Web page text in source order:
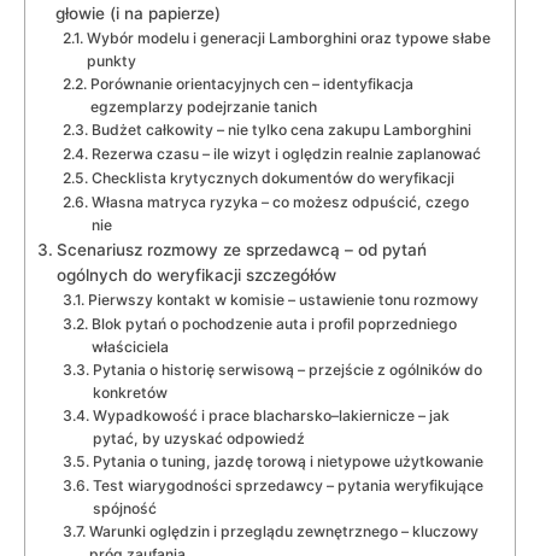
głowie (i na papierze)
Wybór modelu i generacji Lamborghini oraz typowe słabe
punkty
Porównanie orientacyjnych cen – identyfikacja
egzemplarzy podejrzanie tanich
Budżet całkowity – nie tylko cena zakupu Lamborghini
Rezerwa czasu – ile wizyt i oględzin realnie zaplanować
Checklista krytycznych dokumentów do weryfikacji
Własna matryca ryzyka – co możesz odpuścić, czego
nie
Scenariusz rozmowy ze sprzedawcą – od pytań
ogólnych do weryfikacji szczegółów
Pierwszy kontakt w komisie – ustawienie tonu rozmowy
Blok pytań o pochodzenie auta i profil poprzedniego
właściciela
Pytania o historię serwisową – przejście z ogólników do
konkretów
Wypadkowość i prace blacharsko–lakiernicze – jak
pytać, by uzyskać odpowiedź
Pytania o tuning, jazdę torową i nietypowe użytkowanie
Test wiarygodności sprzedawcy – pytania weryfikujące
spójność
Warunki oględzin i przeglądu zewnętrznego – kluczowy